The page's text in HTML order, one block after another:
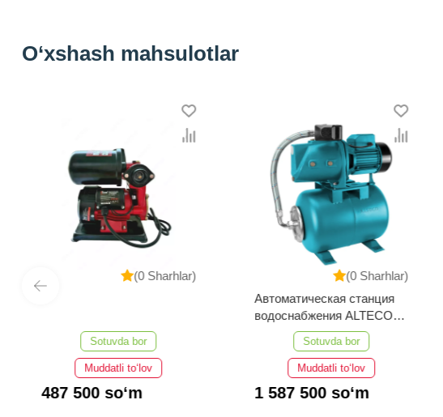
O‘xshash mahsulotlar
(0 Sharhlar)
Sotuvda bor
Muddatli to‘lov
487 500 so‘m
(0 Sharhlar)
Автоматическая станция
водоснабжения ALTECO
АВН 900
Sotuvda bor
Muddatli to‘lov
1 587 500 so‘m